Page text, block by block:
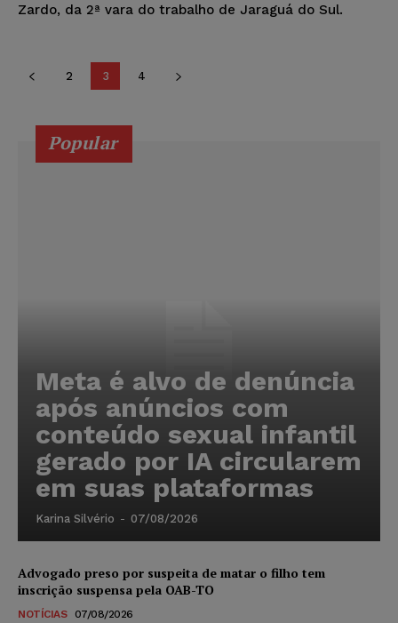
Zardo, da 2ª vara do trabalho de Jaraguá do Sul.
2 3 4
Popular
Meta é alvo de denúncia
após anúncios com
conteúdo sexual infantil
gerado por IA circularem
em suas plataformas
Karina Silvério - 07/08/2026
Advogado preso por suspeita de matar o filho tem
inscrição suspensa pela OAB-TO
NOTÍCIAS 07/08/2026